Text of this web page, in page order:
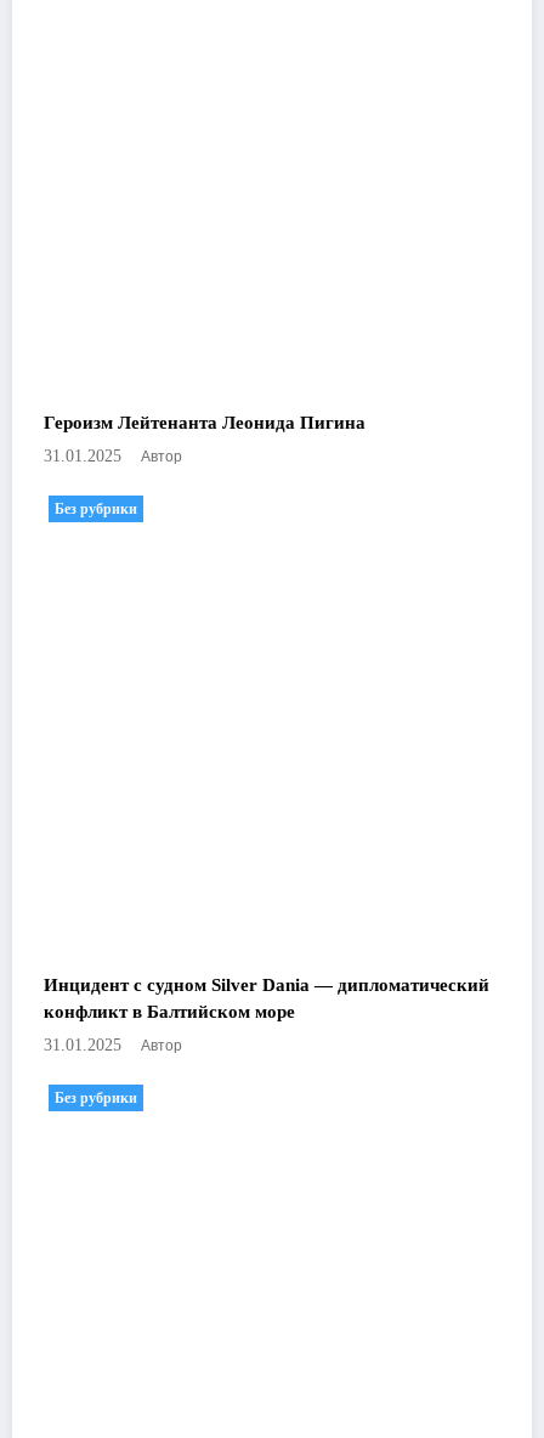
Героизм Лейтенанта Леонида Пигина
31.01.2025 Автор
Без рубрики
Инцидент с судном Silver Dania — дипломатический
конфликт в Балтийском море
31.01.2025 Автор
Без рубрики